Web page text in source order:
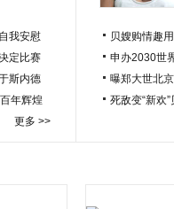
我安慰
定比赛
斯内德
年辉煌
更多 >>
贝嫂购情趣
申办2030世
曝郑大世北
死敌变“新欢